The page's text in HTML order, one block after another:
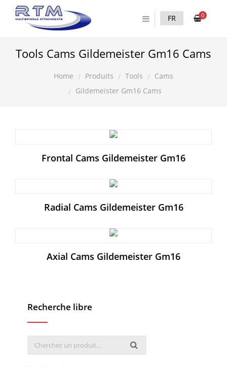
0
FR
Tools Cams Gildemeister Gm16 Cams
Home Produits Tools
Cams
Gildemeister Gm16 Cams
Frontal Cams Gildemeister Gm16
Radial Cams Gildemeister Gm16
Axial Cams Gildemeister Gm16
Recherche libre